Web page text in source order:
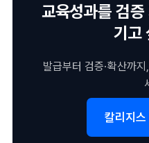
교육성과를 검
기고
발급부터 검증·확산까
칼리지스